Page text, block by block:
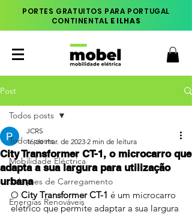
PORTES GRATUITOS PARA PORTUGAL
CONTINENTAL E ILHAS
Post
Todos posts
Mobilidade Eléctrica
Soluções de Carregamento
Energias Renováveis
Todos posts
City Transformer CT-1, o microcarro que
adapta a sua largura para utilização
urbana
JCRS
16 de mar. de 2023 2 min de leitura
O City Transformer CT-1 é um microcarro
elétrico que permite adaptar a sua largura